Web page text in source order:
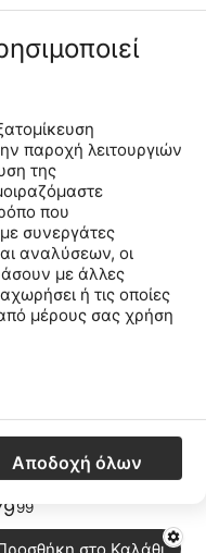
στο Καλάθι
S70856-4-4
42 42.543
99
στο Καλάθι
46 48
42.543 44 44.545 46
99
στο Καλάθι
παροχή λειτουργιών
της
που
συνεργάτες
αναλύσεων, οι
με άλλες
ή τις οποίες
μέρους σας χρήση
Αποδοχή όλων